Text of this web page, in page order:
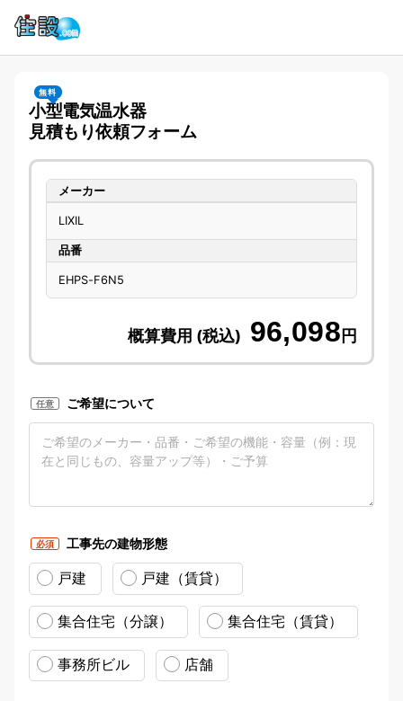
無料
小型電気温水器
見積もり依頼フォーム
メーカー
LIXIL
品番
EHPS-F6N5
概算費用 (税込) 96,098円
任意 ご希望について
必須 工事先の建物形態
戸建 戸建（賃貸）
集合住宅（分譲） 集合住宅（賃貸）
事務所ビル 店舗